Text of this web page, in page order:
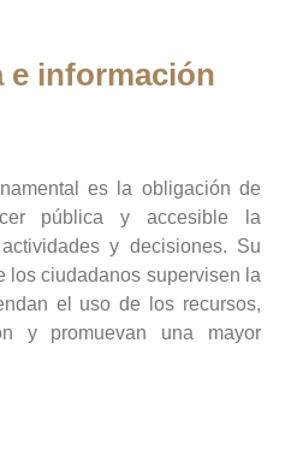
e información
es la obligación de
pública y accesible la
y decisiones. Su
los ciudadanos supervisen la
el uso de los recursos,
y promuevan una mayor